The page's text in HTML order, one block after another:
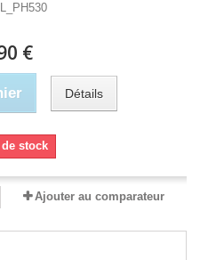
€
Détails
stock
Ajouter au comparateur